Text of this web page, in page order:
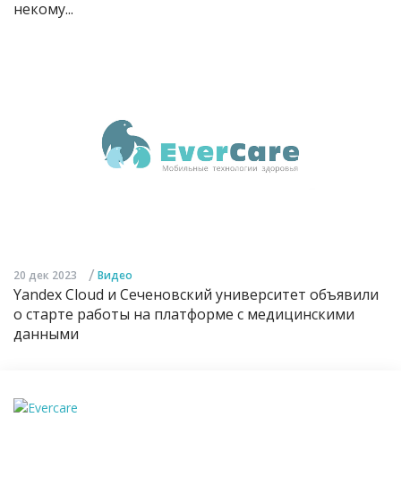
некому...
20 дек 2023 / Видео
Yandex Cloud и Сеченовский университет объявили
о старте работы на платформе с медицинскими
данными